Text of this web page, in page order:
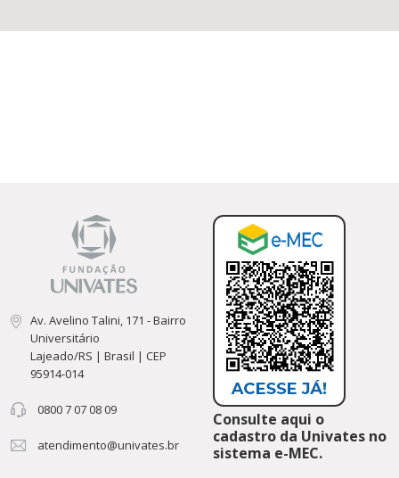
Av. Avelino Talini, 171 - Bairro
Universitário
Lajeado/RS | Brasil | CEP
95914-014
0800 7 07 08 09
atendimento@univates.br
Consulte aqui o
cadastro da Univates no
sistema e-MEC.